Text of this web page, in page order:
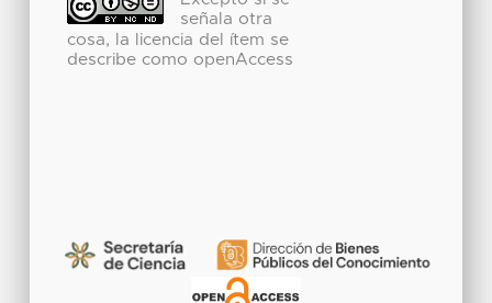
señala otra
cosa, la licencia del ítem se
describe como openAccess